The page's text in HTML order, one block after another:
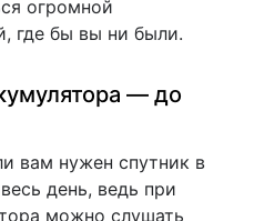
огромной
где бы вы ни были.
— до
вам нужен спутник в
день, ведь при
можно слушать